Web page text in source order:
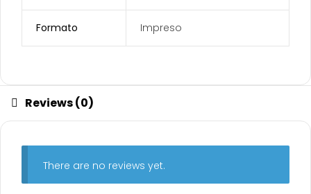
Formato Impreso
Reviews (0)
There are no reviews yet.